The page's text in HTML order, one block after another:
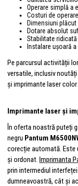
Operare simplă a
Costuri de
Dimensiuni
Dotare absolut
Stabilitate
Instalare ușoară
Pe parcursul activității
versatile, inclusiv
și imprimante laser
Imprimante laser și
În oferta noastră puteți
negru Pantum
corecție automată. Este
și ordonat. Imprimanta
prin intermediul
dumneavoastră, cât și